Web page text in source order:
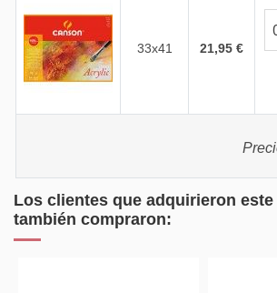
33x41 21,95 €
Los clientes que adquirieron
también compraron: